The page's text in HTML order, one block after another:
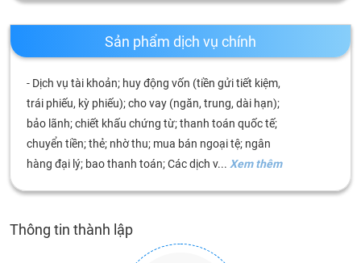
Sản phẩm dịch vụ chính
- Dịch vụ tài khoản; huy động vốn (tiền gửi tiết kiệm,
trái phiếu, kỳ phiếu); cho vay (ngăn, trung, dài hạn);
bảo lãnh; chiết khấu chứng từ; thanh toán quốc tế;
chuyển tiền; thẻ; nhờ thu; mua bán ngoại tệ; ngân
hàng đại lý; bao thanh toán; Các dịch v... Xem thêm
Thông tin thành lập